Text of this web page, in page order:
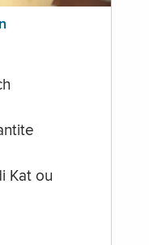
Kat ou